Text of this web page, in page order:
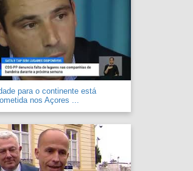
para o continente está
nos Açores ...